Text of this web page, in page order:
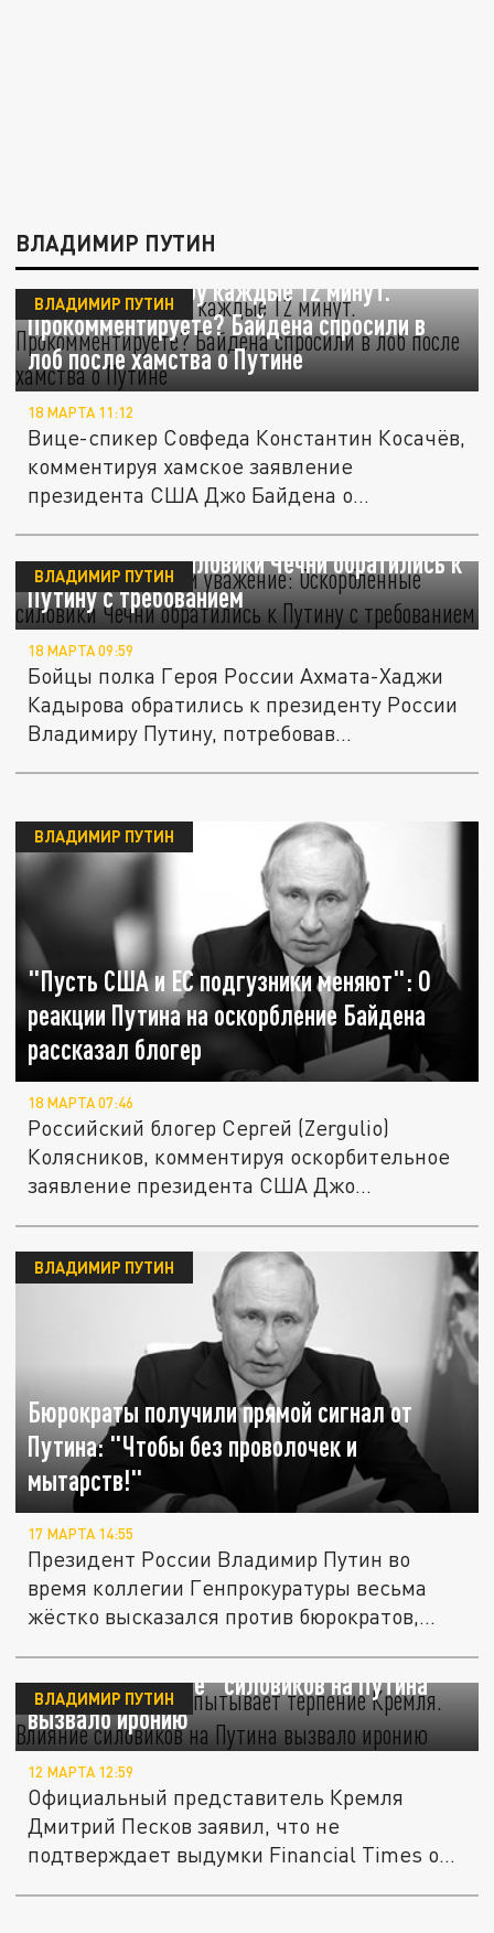
ВЛАДИМИР ПУТИН
Сбрасывает бомбу каждые 12 минут.
Прокомментируете? Байдена спросили в
лоб после хамства о Путине
ВЛАДИМИР ПУТИН
18 МАРТА 11:12
Вице-спикер Совфеда Константин Косачёв,
комментируя хамское заявление
президента США Джо Байдена о
"Кровью заслужили уважение":
Оскорблённые силовики Чечни обратились к
Путину с требованием
ВЛАДИМИР ПУТИН
18 МАРТА 09:59
Бойцы полка Героя России Ахмата-Хаджи
Кадырова обратились к президенту России
Владимиру Путину, потребовав...
"Пусть США и ЕС подгузники меняют": О
реакции Путина на оскорбление Байдена
рассказал блогер
ВЛАДИМИР ПУТИН
18 МАРТА 07:46
Российский блогер Сергей (Zergulio)
Колясников, комментируя оскорбительное
заявление президента США Джо...
Бюрократы получили прямой сигнал от
Путина: "Чтобы без проволочек и
мытарств!"
ВЛАДИМИР ПУТИН
17 МАРТА 14:55
Президент России Владимир Путин во
время коллегии Генпрокуратуры весьма
жёстко высказался против бюрократов,...
Financial Times испытывает терпение
Кремля. "Влияние" силовиков на Путина
вызвало иронию
ВЛАДИМИР ПУТИН
12 МАРТА 12:59
Официальный представитель Кремля
Дмитрий Песков заявил, что не
подтверждает выдумки Financial Times о...